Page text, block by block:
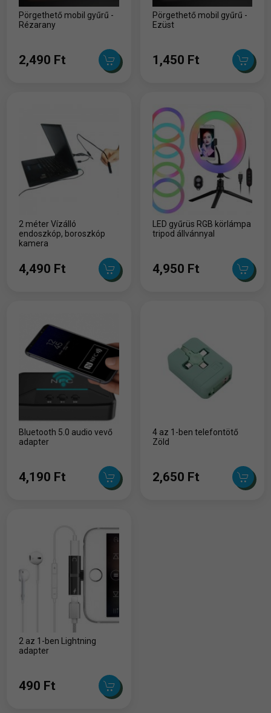
Pörgethető mobil gyűrű -
Rézarany
2,490 Ft
Pörgethető mobil gyűrű -
Ezüst
1,450 Ft
2 méter Vízálló
endoszkóp, boroszkóp
kamera
4,490 Ft
LED gyűrüs RGB körlámpa
tripod állvánnyal
4,950 Ft
Bluetooth 5.0 audio vevő
adapter
4,190 Ft
4 az 1-ben telefontötő
Zöld
2,650 Ft
2 az 1-ben Lightning
adapter
490 Ft